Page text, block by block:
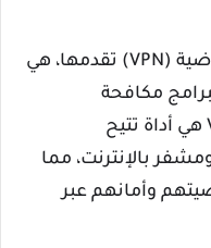
لقد كانت خدمة شبكة خاصة افتراضية (VPN) تقدمها، هي
مكافحة
الفيروسات والبرامج الضارة. VPN هي أداة تتيح
بالإنترنت، مما
وأمانهم عبر